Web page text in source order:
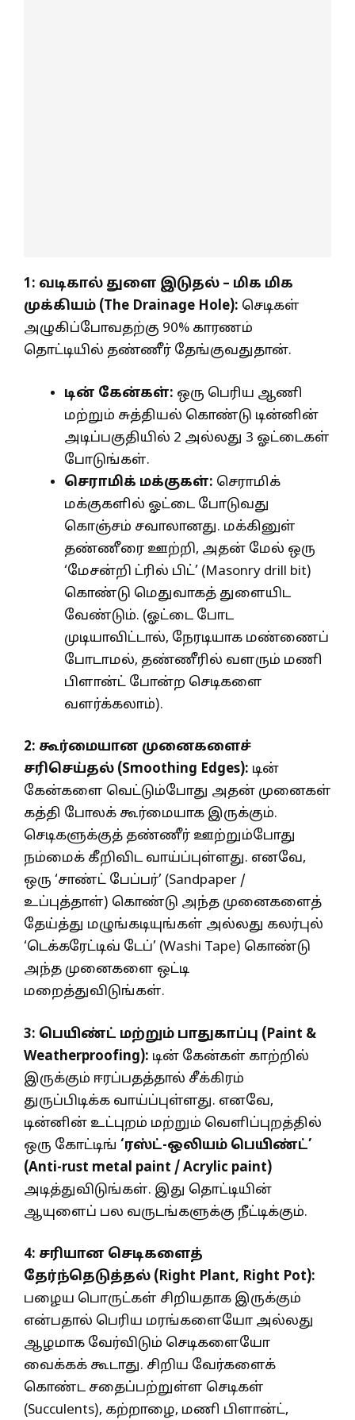
1: வடிகால் துளை இடுதல் – மிக மிக
முக்கியம் (The Drainage Hole): செடிகள்
அழுகிப்போவதற்கு 90% காரணம்
தொட்டியில் தண்ணீர் தேங்குவதுதான்.
டின் கேன்கள்: ஒரு பெரிய ஆணி
மற்றும் சுத்தியல் கொண்டு டின்னின்
அடிப்பகுதியில் 2 அல்லது 3 ஓட்டைகள்
போடுங்கள்.
செராமிக் மக்குகள்: செராமிக்
மக்குகளில் ஓட்டை போடுவது
கொஞ்சம் சவாலானது. மக்கினுள்
தண்ணீரை ஊற்றி, அதன் மேல் ஒரு
‘மேசன்றி ட்ரில் பிட்’ (Masonry drill bit)
கொண்டு மெதுவாகத் துளையிட
வேண்டும். (ஓட்டை போட
முடியாவிட்டால், நேரடியாக மண்ணைப்
போடாமல், தண்ணீரில் வளரும் மணி
பிளான்ட் போன்ற செடிகளை
வளர்க்கலாம்).
2: கூர்மையான முனைகளைச்
சரிசெய்தல் (Smoothing Edges): டின்
கேன்களை வெட்டும்போது அதன் முனைகள்
கத்தி போலக் கூர்மையாக இருக்கும்.
செடிகளுக்குத் தண்ணீர் ஊற்றும்போது
நம்மைக் கீறிவிட வாய்ப்புள்ளது. எனவே,
ஒரு ‘சாண்ட் பேப்பர்’ (Sandpaper /
உப்புத்தாள்) கொண்டு அந்த முனைகளைத்
தேய்த்து மழுங்கடியுங்கள் அல்லது கலர்புல்
‘டெக்கரேட்டிவ் டேப்’ (Washi Tape) கொண்டு
அந்த முனைகளை ஒட்டி
மறைத்துவிடுங்கள்.
3: பெயிண்ட் மற்றும் பாதுகாப்பு (Paint &
Weatherproofing): டின் கேன்கள் காற்றில்
இருக்கும் ஈரப்பதத்தால் சீக்கிரம்
துருப்பிடிக்க வாய்ப்புள்ளது. எனவே,
டின்னின் உட்புறம் மற்றும் வெளிப்புறத்தில்
ஒரு கோட்டிங் ‘ரஸ்ட்-ஒலியம் பெயிண்ட்’
(Anti-rust metal paint / Acrylic paint)
அடித்துவிடுங்கள். இது தொட்டியின்
ஆயுளைப் பல வருடங்களுக்கு நீட்டிக்கும்.
4: சரியான செடிகளைத்
தேர்ந்தெடுத்தல் (Right Plant, Right Pot):
பழைய பொருட்கள் சிறியதாக இருக்கும்
என்பதால் பெரிய மரங்களையோ அல்லது
ஆழமாக வேர்விடும் செடிகளையோ
வைக்கக் கூடாது. சிறிய வேர்களைக்
கொண்ட சதைப்பற்றுள்ள செடிகள்
(Succulents), கற்றாழை, மணி பிளான்ட்,